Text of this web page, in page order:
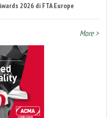
2026 di FTA Europe
More >